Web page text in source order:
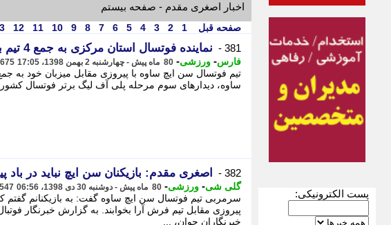
پست الکترونیکی:
اخبار اصغری مقدم - صفحه بیستم
صفحه قبل 1
2
3
4
5
6
7
8
9
10
11
12
381 - نماینده فوتسال استان مرکزی به جمع 4 تیم برتر فوتسال کشور پیوست
فارس- ورزشی- 80 ماه پیش - چهارشنبه 2 بهمن 1398، 17:05
ساوه، دیدارهای سوم مرحله پلی آف لیگ برتر فوتسال
382 - اصغری مقدم: بازیکنان سن ایچ نباید در باد
گلی شی- ورزشی- 80 ماه پیش - دوشنبه 30 دی 1398، 06:56
سرمربی تیم فوتسال سن ایچ ساوه گفت: به بازیکنانم گفتم که
پیروزی مقابل تیم فرش آرا بخوابند. به گزارش خبرنگار
خبرنگاران جوان، ...